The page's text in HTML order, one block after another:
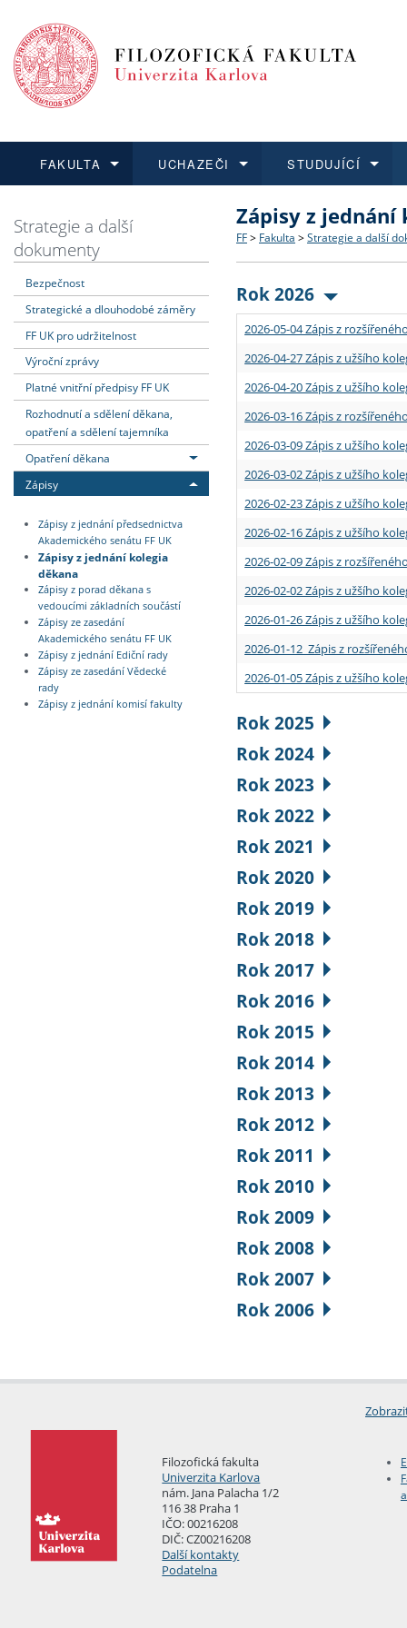
FAKULTA
Dozvědět se více
Struktura a historie
Strategie a další
Podpora a benefity pro
Absolventi fakulty
UCHAZEČI
Podat přihlášku
Co studovat a jak se
Učitelské studijní
Informace k průběhu
STUDUJÍCÍ
Dozvědět se více
Bakalářské a magisterské
Doktorské studium
Rigorózní řízení
Dozvědět se více
O vědě a výzkumu na FF
Akademické kvalifikace
Granty a projekty
Dozvědět se více
Aktuální nabídky a
Vyjíždějící studenti
Přijíždějící studenti
Vyjíždějící zaměstnanci
Strategie a další
dokumenty
Bezpečnost
Strategické a dlouhodobé záměry
FF UK pro udržitelnost
Výroční zprávy
Platné vnitřní předpisy FF UK
Rozhodnutí a sdělení děkana,
opatření a sdělení tajemníka
Opatření děkana
Zápisy
Zápisy z jednání předsednictva
Akademického senátu FF UK
Zápisy z jednání kolegia
děkana
Zápisy z porad děkana s
vedoucími základních součástí
Zápisy ze zasedání
Akademického senátu FF UK
Zápisy z jednání Ediční rady
Zápisy ze zasedání Vědecké
rady
Zápisy z jednání komisí fakulty
Zápisy z jednání
FF > Fakulta > Strategie a další
Rok 2026
2026-05-04 Zápis z
2026-04-27 Zápis z užšího
2026-04-20 Zápis z užšího
2026-03-16 Zápis z
2026-03-09 Zápis z užšího
2026-03-02 Zápis z užšího
2026-02-23 Zápis z užšího
2026-02-16 Zápis z užšího
2026-02-09 Zápis z
2026-02-02 Zápis z užšího
2026-01-26 Zápis z užšího
2026-01-12 Zápis z
2026-01-05 Zápis z užšího
Rok 2025
Rok 2024
Rok 2023
Rok 2022
Rok 2021
Rok 2020
Rok 2019
Rok 2018
Rok 2017
Rok 2016
Rok 2015
Rok 2014
Rok 2013
Rok 2012
Rok 2011
Rok 2010
Rok 2009
Rok 2008
Rok 2007
Rok 2006
Filozofická fakulta
Univerzita Karlova
nám. Jana Palacha 1/2
116 38 Praha 1
IČO: 00216208
DIČ: CZ00216208
Další kontakty
Podatelna